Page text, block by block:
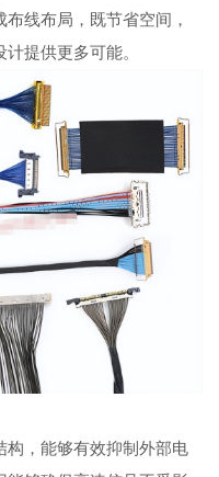
线布局，既节省空间，
提供更多可能。
，能够有效抑制外部电